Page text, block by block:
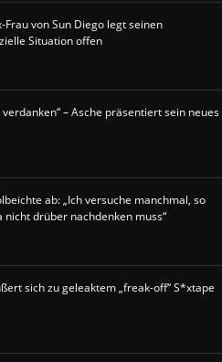
Frau von Sun Diego legt seinen
Situation offen
– Asche präsentiert sein neues
ab: „Ich versuche manchmal, so
nicht drüber nachdenken muss“
sich zu geleaktem „freak-off“ S*xtape